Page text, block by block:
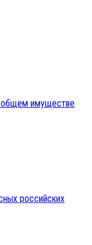
общем имуществе
российских